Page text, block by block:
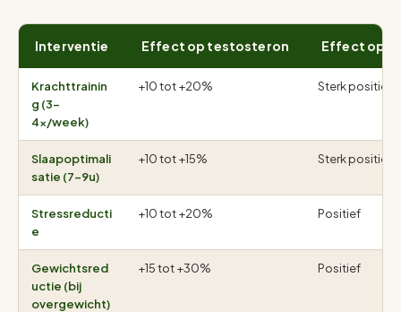
Interventie Effect op testosteron Effect op
Krachttrainin
g (3-
4x/week)
+10 tot +20% Sterk positief
Slaapoptimali
satie (7-9u)
+10 tot +15% Sterk positief
Stressreducti
e
+10 tot +20% Positief
Gewichtsred
uctie (bij
overgewicht)
+15 tot +30% Positief